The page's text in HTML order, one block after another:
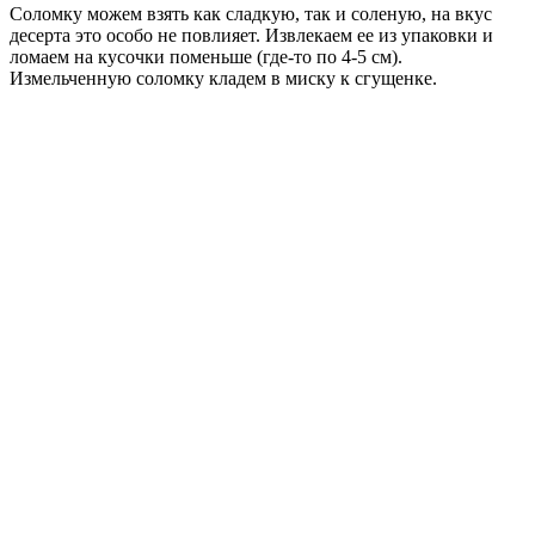
Соломку можем взять как сладкую, так и соленую, на вкус
десерта это особо не повлияет. Извлекаем ее из упаковки и
ломаем на кусочки поменьше (где-то по 4-5 см).
Измельченную соломку кладем в миску к сгущенке.